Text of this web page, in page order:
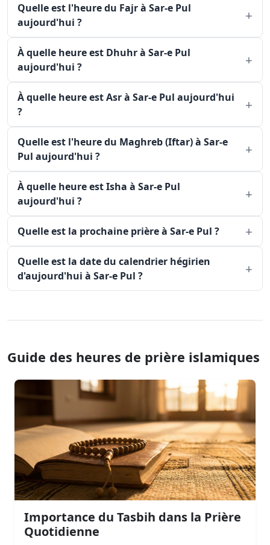
Quelle est l'heure du Fajr à Sar-e Pul
aujourd'hui ?
À quelle heure est Dhuhr à Sar-e Pul
aujourd'hui ?
À quelle heure est Asr à Sar-e Pul aujourd'hui
?
Quelle est l'heure du Maghreb (Iftar) à Sar-e
Pul aujourd'hui ?
À quelle heure est Isha à Sar-e Pul
aujourd'hui ?
Quelle est la prochaine prière à Sar-e Pul ?
Quelle est la date du calendrier hégirien
d'aujourd'hui à Sar-e Pul ?
Guide des heures de prière islamiques
Importance du Tasbih dans la Prière
Quotidienne